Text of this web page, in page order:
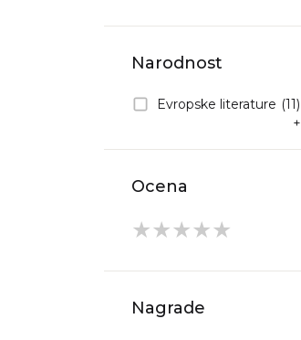
Narodnost
Evropske literature (11)
+
Ocena
★
★
★
★
★
Nagrade